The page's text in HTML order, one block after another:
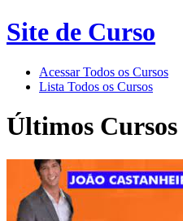
Site de Curso
Acessar Todos os Cursos
Lista Todos os Cursos
Últimos Cursos